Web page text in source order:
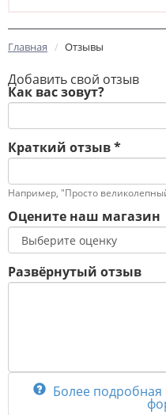
Главная Отзывы
Добавить свой отзыв
Как вас зовут?
Краткий отзыв*
Например, "Просто
Оцените наш магазин
Развёрнутый отзыв
Более